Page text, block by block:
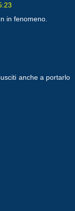
in fenomeno.
anche a portarlo